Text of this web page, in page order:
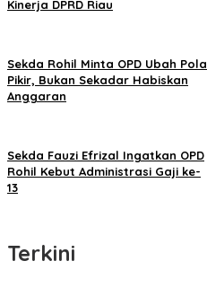
Kinerja DPRD Riau
Sekda Rohil Minta OPD Ubah Pola
Pikir, Bukan Sekadar Habiskan
Anggaran
Sekda Fauzi Efrizal Ingatkan OPD
Rohil Kebut Administrasi Gaji ke-
13
Terkini